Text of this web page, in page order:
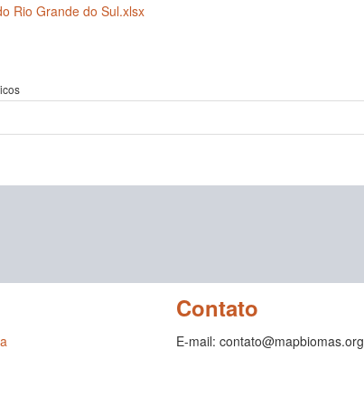
Rio Grande do Sul.xlsx
Contato
E-mail: contato@mapbiomas.org